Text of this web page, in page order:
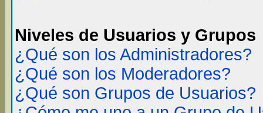
Niveles de Usuarios y Grupos
¿Qué son los Administradores?
¿Qué son los Moderadores?
¿Qué son Grupos de Usuarios?